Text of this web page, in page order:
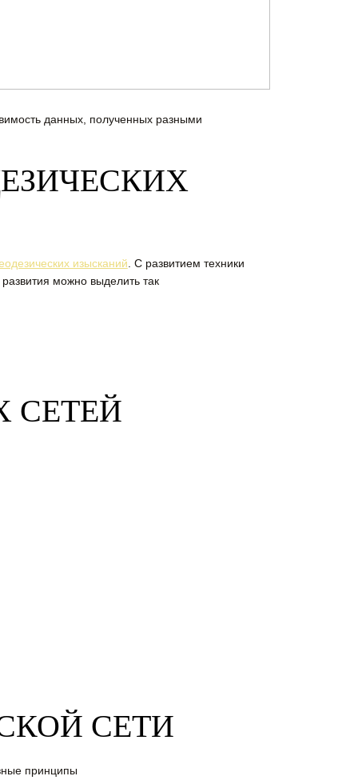
данных, полученных разными
изысканий. С развитием техники
можно выделить так
СЕТЕЙ
СЕТИ
принципы